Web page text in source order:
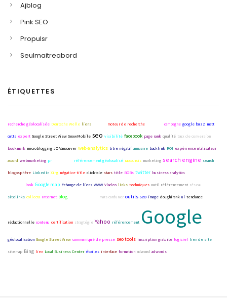
Ajblog
Pink SEO
Propulsr
Seulmaitreabord
ÉTIQUETTES
recherche géolocalisée Deutsche Welle liens moteur de recherche campagne google buzz matt
cutts expert Google Street View SnowMobile seo visibilité facebook page rank qualité taux de conversion
bookmark microblogging JO Vancouver web-analytics titre négatif annuaire backlink ROI expérience utilisateur
accord webmarketing pr référencement géolocalisé raccourcis marketing search engine search
blogosphère LinkedIn Xing négative title clicktale stars title BOBs twitter business analytics
look Google map échange de liens WWW Viadeo links techniques outil référencement réseau
sitelinks collecta Internet blog mats carduner outils seo image doughirank ui tendance
rédactionnelle contenu certification stragtégie Yahoo référencement Google
géolocalisation Google Street View communiqué de presse seo tools inscription gratuite logiciel lien de site
sitemap Bing lien Local Business Center étoiles interface formation adword adwords